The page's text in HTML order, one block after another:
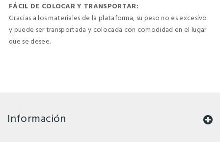
FÁCIL DE COLOCAR Y TRANSPORTAR:
Gracias a los materiales de la plataforma, su peso no es excesivo
y puede ser transportada y colocada con comodidad en el lugar
que se desee.
Información